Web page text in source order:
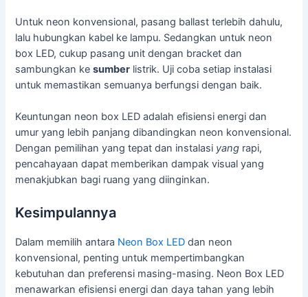
Untuk neon konvensional, pasang ballast terlebih dahulu,
lalu hubungkan kabel ke lampu. Sedangkan untuk neon
box LED, cukup pasang unit dengan bracket dan
sambungkan kesumber listrik. Uji coba setiap instalasi
untuk memastikan semuanya berfungsi dengan baik.
Keuntungan neon box LED adalah efisiensi energi dan
umur yang lebih panjang dibandingkan neon konvensional.
Dengan pemilihan yang tepat dan instalasi yang rapi,
pencahayaan dapat memberikan dampak visual yang
menakjubkan bagi ruang yang diinginkan.
Kesimpulannya
Dalam memilih antara Neon Box LED dan neon
konvensional, penting untuk mempertimbangkan
kebutuhan dan preferensi masing-masing. Neon Box LED
menawarkan efisiensi energi dan daya tahan yang lebih